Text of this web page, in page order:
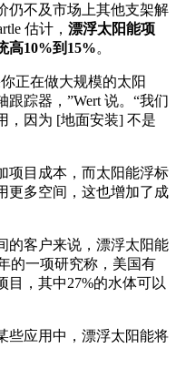
仍不及市场上其他支架解
估计， 漂浮太阳能项
高10%到15%。
正在做大规模的太阳
踪器，”Wert 说。“我们
，因为 [地面安装] 不是
项目成本，而太阳能浮标
更多空间，这也增加了成
的客户来说，漂浮太阳能
的一项研究称，美国有
目，其中27%的水体可以
些应用中，漂浮太阳能将